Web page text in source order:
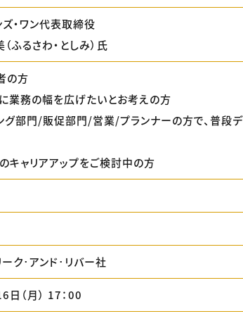
・ワン代表取締役
るさわ・としみ）氏
の方
業務の幅を広げたいとお考えの方
グ部門/販促部門/営業/プランナーの方で、普段
キャリアアップをご検討中の方
ク･アンド･リバー社
（月） 17：00